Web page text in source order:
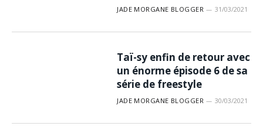
JADE MORGANE BLOGGER 31/03/2021
Taï-sy enfin de retour avec
un énorme épisode 6 de sa
série de freestyle
JADE MORGANE BLOGGER 30/03/2021